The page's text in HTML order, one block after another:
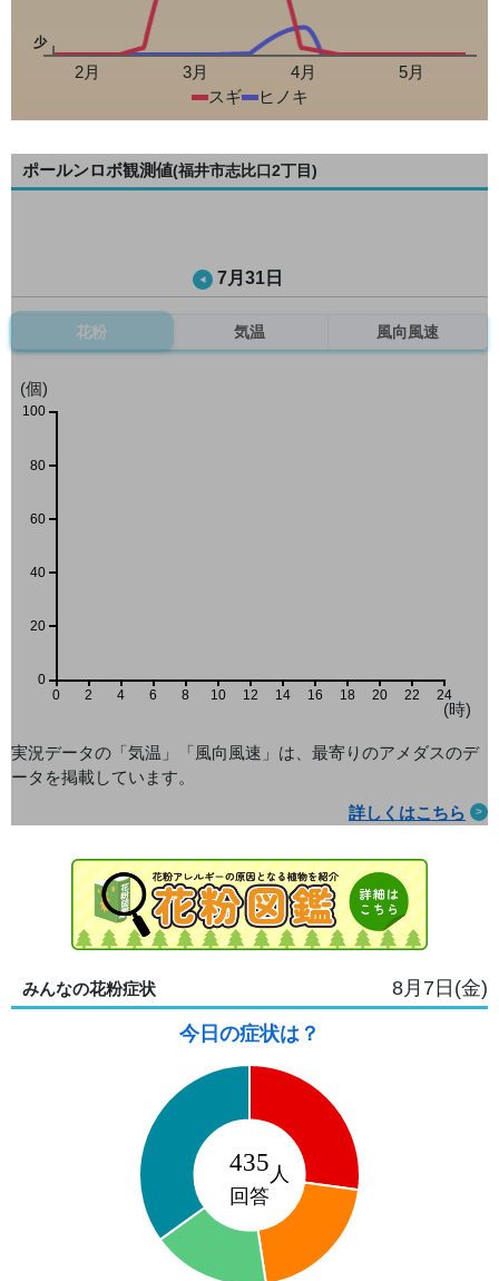
少
2月 3月 4月
5月
スギ
ヒノキ
ポールンロボ観測値(福井市志比口2丁目)
7月31日
花粉 気温 風向風速
0 2 4 6 8 10 12 14 16 18 20 22 24
(個)
(時)
0
20
40
60
80
100
実況データの「気温」「風向風速」は、最寄りのアメダスのデ
ータを掲載しています。
詳しくはこちら
みんなの花粉症状 8月7日(金)
今日の症状は？